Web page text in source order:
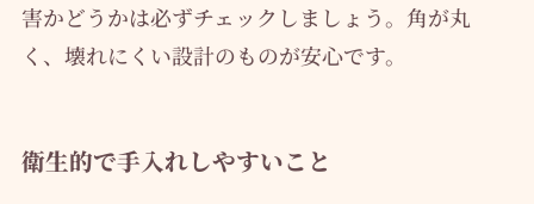
害かどうかは必ずチェックしましょう。角が丸
く、壊れにくい設計のものが安心です。
衛生的で手入れしやすいこと